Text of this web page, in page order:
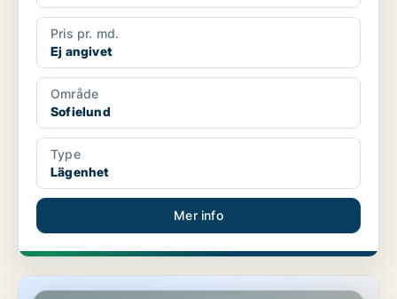
Pris pr. md.
Ej angivet
Område
Sofielund
Type
Lägenhet
Mer info
Lägenhet i Malmö